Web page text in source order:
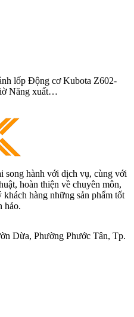
lốp Động cơ Kubota Z602-
Năng xuất…
song hành với dịch vụ, cùng với
hoàn thiện về chuyên môn,
hàng những sản phẩm tốt
hảo.
Dừa, Phường Phước Tân, Tp.